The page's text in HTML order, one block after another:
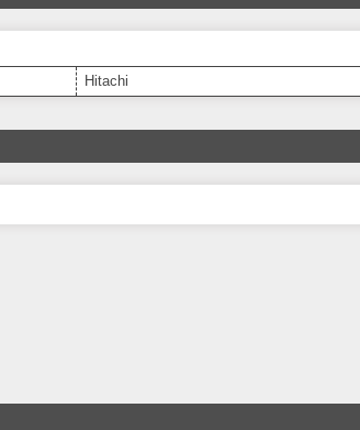
Hitachi